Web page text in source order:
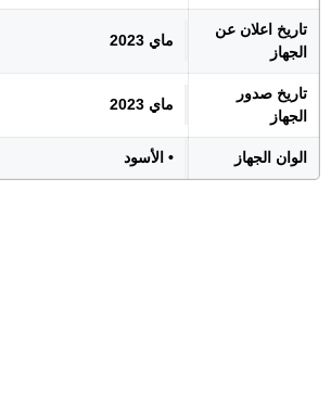
تاريخ اعلان عن
الجهاز
ماي 2023
تاريخ صدور
الجهاز
ماي 2023
الوان الجهاز • الأسود